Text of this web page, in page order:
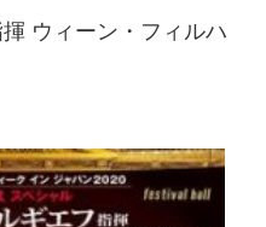
ウィーン・フィルハ